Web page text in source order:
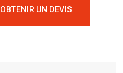
OBTENIR UN DEVIS